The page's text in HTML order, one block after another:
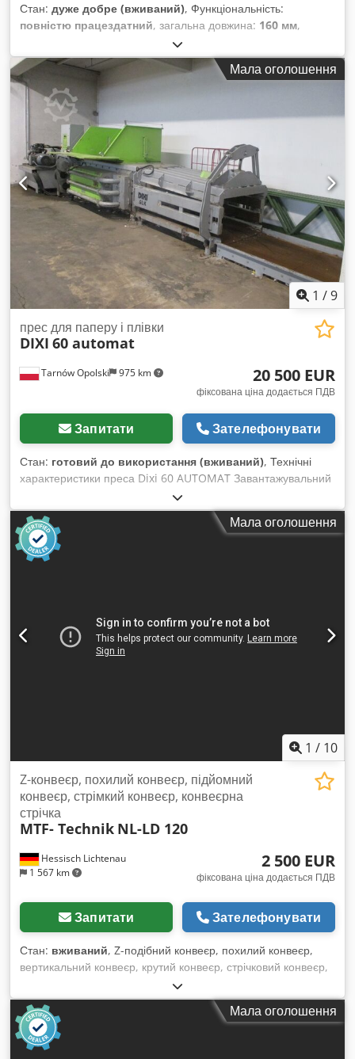
Стан: дуже добре (вживаний), Функціональність:
повністю працездатний, загальна довжина: 160 мм,
, загальна вага:
струму:трифазний, Розміри бігової доріжки: Довжина: 160
см Ширина: 30 см Регулювання швидкості. Dodpfx
Ajztfnqskiowa
Мала оголошення
1 /9
Tarnów Opolski 975 km
прес для паперу і плівки
DIXI 60 automat
20 500 EUR
фіксована ціна додається ПДВ
Запитати Зателефонувати
Стан: готовий до використання (вживаний), Технічні
характеристики преса Dixi 60 AUTOMAT Завантажувальний
отвір (ш x в): 1550 x 1000 мм Dsdpfx Ajv Amw Nokiewa
Потужність приводу: 31,5 кВт Сила пресування: 60 т Вага
тюка (залежно від матеріалу): 350–600 кг Розміри тюка (ш x
в x г, регульовані): 1100 x 800 x 300–1600 мм Час
пресування/цикл: 13/24 с Вага машини: 7000 кг
Мала оголошення
1 / 10
Hessisch Lichtenau
1 567 km
Z-конвеєр, похилий конвеєр, підйомний
конвеєр, стрімкий конвеєр, конвеєрна
стрічка
MTF- Technik NL-LD 120
2 500 EUR
фіксована ціна додається ПДВ
Запитати Зателефонувати
Стан: вживаний, Z-подібний конвеєр, похилий конвеєр,
вертикальний конвеєр, крутий конвеєр, стрічковий конвеєр,
технологія MTF, тип NL-LD 120. Номер машини: 27238, рік
випуску: 2014. Швидкість транспортування: 6 м/хв. Висота
транспортування: приблизно 1800 мм (нижня кромка
стрічки). Djdpfszqvwdex Akiswa Ширина транспортування:
410 мм. Відстань між приводами: кожні 300 мм. Висота
Мала оголошення